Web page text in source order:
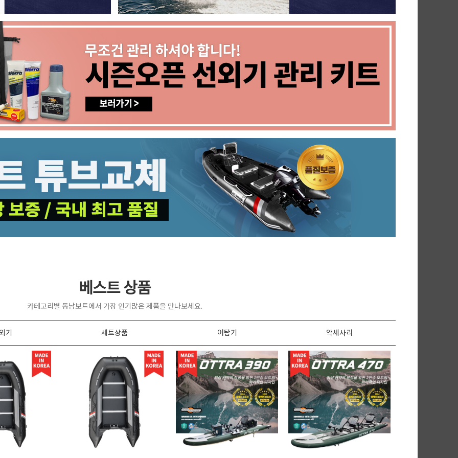
베스트 상품
카테고리별 동남보트에서 가장 인기많은 제품을 만나보세요.
기 세트상품 어탐기 악세사리